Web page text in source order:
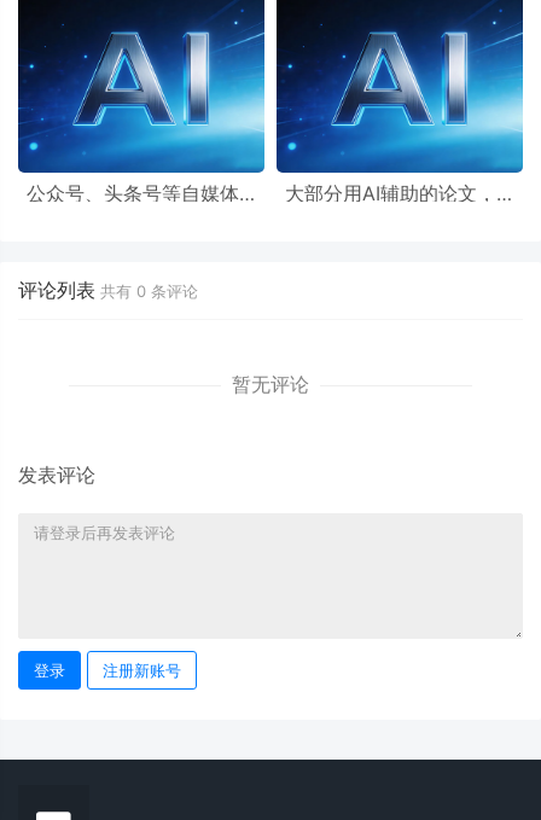
公众号、头条号等自媒体AI
大部分用AI辅助的论文，再
评论列表 共有 0 条评论
暂无评论
发表评论
登录 注册新账号